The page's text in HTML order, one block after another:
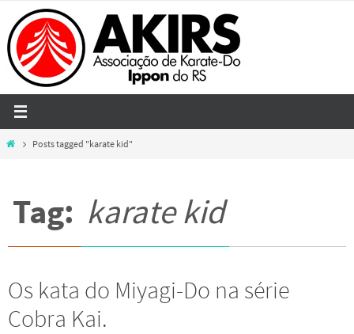
to
content
HomePosts tagged "karate kid"
Tag: karate kid
Os kata do Miyagi-Do na série
Cobra Kai.